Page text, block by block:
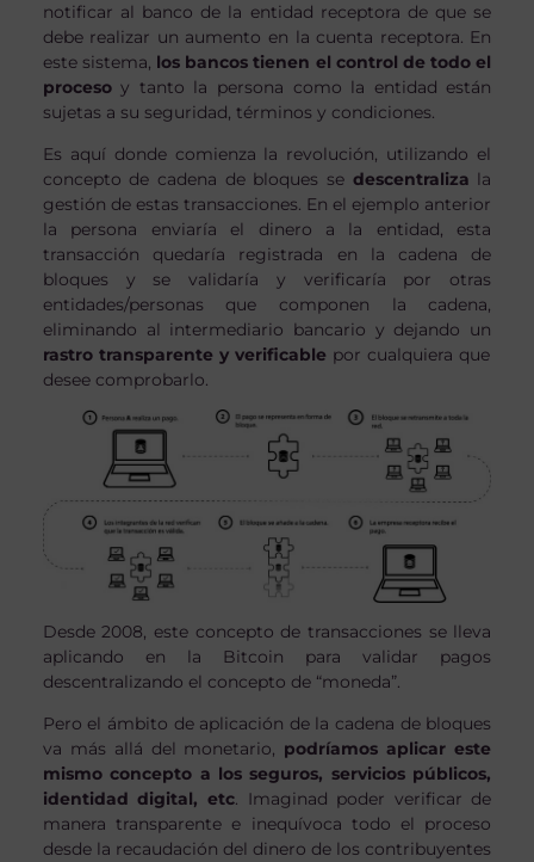
notificar al banco de la entidad receptora de que se
debe realizar un aumento en la cuenta receptora. En
este sistema, los bancos tienen el control de todo el
procesoy tanto la persona como la entidad están
sujetas a su seguridad, términos y condiciones.
Es aquí donde comienza la revolución, utilizando el
concepto de cadena de bloques se descentraliza la
gestión de estas transacciones. En el ejemplo anterior
la persona enviaría el dinero a la entidad, esta
transacción quedaría registrada en la cadena de
bloques y se validaría y verificaría por otras
entidades/personas que componen la cadena,
eliminando al intermediario bancario y dejando un
rastro transparente y verificable por cualquiera que
desee comprobarlo.
Desde 2008, este concepto de transacciones se lleva
aplicando en la Bitcoin para validar pagos
descentralizando el concepto de “moneda”.
Pero el ámbito de aplicación de la cadena de bloques
va más allá del monetario, podríamos aplicar este
mismo concepto a los seguros, servicios públicos,
identidad digital, etc. Imaginad poder verificar de
manera transparente e inequívoca todo el proceso
desde la recaudación del dinero de los contribuyentes